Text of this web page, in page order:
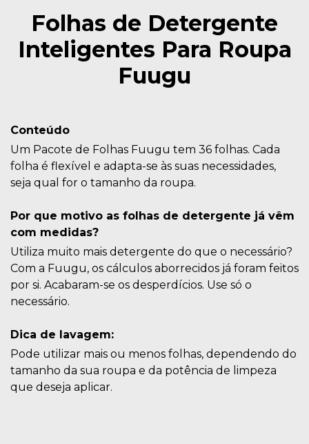
Conteúdo
Um Pacote de Folhas Fuugu tem 36 folhas. Cada
folha é flexível e adapta-se às suas necessidades,
seja qual for o tamanho da roupa.
Por que motivo as folhas de detergente já vêm
com medidas?
Utiliza muito mais detergente do que o necessário?
Com a Fuugu, os cálculos aborrecidos já foram feitos
por si. Acabaram-se os desperdícios. Use só o
necessário.
Dica de lavagem:
Pode utilizar mais ou menos folhas, dependendo do
tamanho da sua roupa e da potência de limpeza
que deseja aplicar.
Folhas de Detergente
Inteligentes Para Roupa
Fuugu